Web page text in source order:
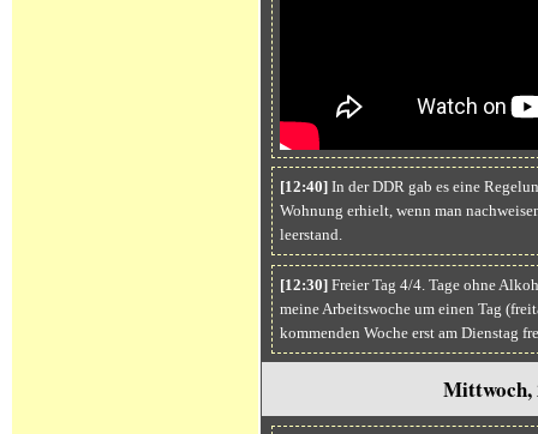
[12:40]In der DDR gab es eine
Wohnung erhielt, wenn man
leerstand.
[12:30]Freier Tag 4/4. Tage ohne
meine Arbeitswoche um einen Tag
kommenden Woche erst am Dienstag
Mittwoch,